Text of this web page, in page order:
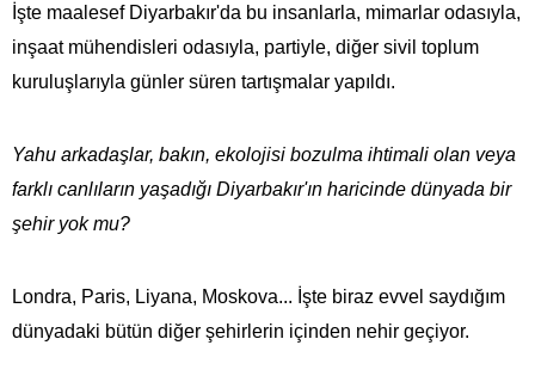
İşte maalesef Diyarbakır'da bu insanlarla, mimarlar odasıyla,
inşaat mühendisleri odasıyla, partiyle, diğer sivil toplum
kuruluşlarıyla günler süren tartışmalar yapıldı.
Yahu arkadaşlar, bakın, ekolojisi bozulma ihtimali olan veya
farklı canlıların yaşadığı Diyarbakır'ın haricinde dünyada bir
şehir yok mu?
Londra, Paris, Liyana, Moskova... İşte biraz evvel saydığım
dünyadaki bütün diğer şehirlerin içinden nehir geçiyor.